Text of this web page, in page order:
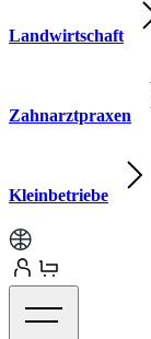
Landwirtschaft
Zahnarztpraxen
Kleinbetriebe